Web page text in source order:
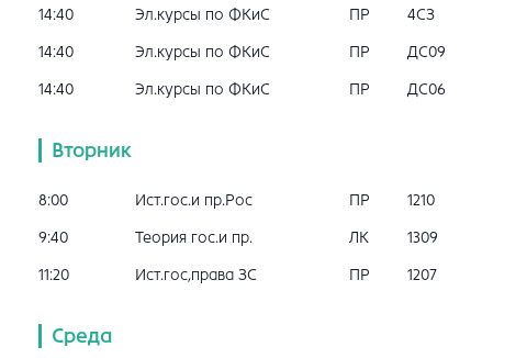
14:40 Эл.курсы по ФКиС ПР 4СЗ
14:40 Эл.курсы по ФКиС ПР ДС09
14:40 Эл.курсы по ФКиС ПР ДС06
Вторник
8:00 Ист.гос.и пр.Рос ПР 1210
9:40 Теория гос.и пр. ЛК 1309
11:20 Ист.гос,права ЗС ПР 1207
Среда